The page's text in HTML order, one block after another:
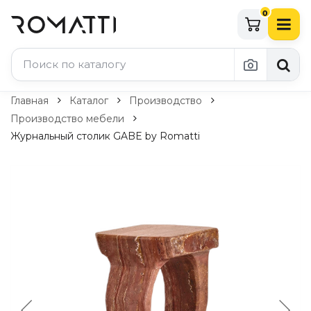
0
Каталог Romatti
Свет и освещение
Бра и настенные светильники
Настольные лампы
Уличное освещение
Комплектующие
Главная Каталог
Производство
Производство мебели
Журнальный столик GABE by Romatti